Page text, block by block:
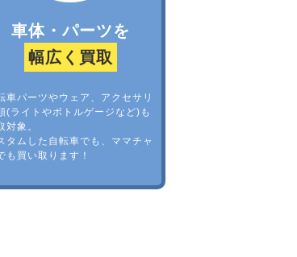
車体・パーツを
幅広く買取
車パーツやウェア、アクセサリ
(ライトやボトルゲージなど)も
対象。
タムした自転車でも、ママチャ
も買い取ります！